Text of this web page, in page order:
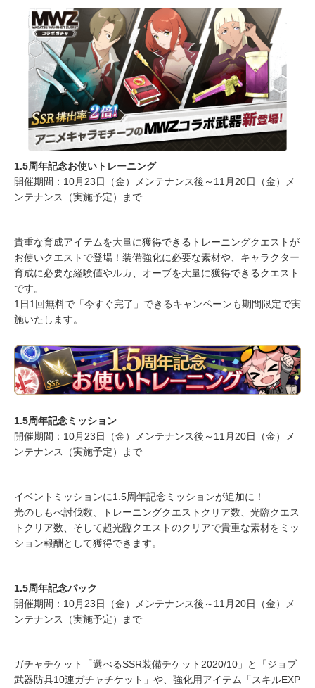
1.5周年記念お使いトレーニング
開催期間：10月23日（金）メンテナンス後～11月20日（金）メ
ンテナンス（実施予定）まで
貴重な育成アイテムを大量に獲得できるトレーニングクエストが
お使いクエストで登場！装備強化に必要な素材や、キャラクター
育成に必要な経験値やルカ、オーブを大量に獲得できるクエスト
です。
1日1回無料で「今すぐ完了」できるキャンペーンも期間限定で実
施いたします。
1.5周年記念ミッション
開催期間：10月23日（金）メンテナンス後～11月20日（金）メ
ンテナンス（実施予定）まで
イベントミッションに1.5周年記念ミッションが追加に！
光のしもべ討伐数、トレーニングクエストクリア数、光臨クエス
トクリア数、そして超光臨クエストのクリアで貴重な素材をミッ
ション報酬として獲得できます。
1.5周年記念パック
開催期間：10月23日（金）メンテナンス後～11月20日（金）メ
ンテナンス（実施予定）まで
ガチャチケット「選べるSSR装備チケット2020/10」と「ジョブ
武器防具10連ガチャチケット」や、強化用アイテム「スキルEXP